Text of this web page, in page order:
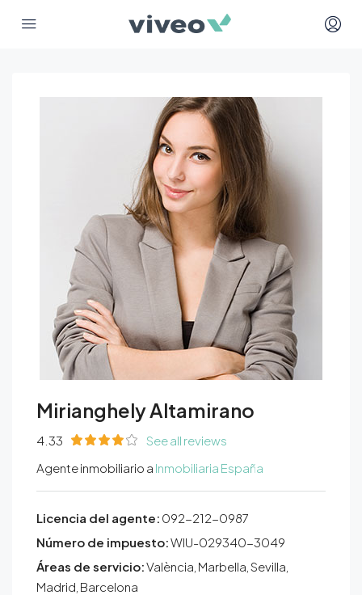
Mirianghely Altamirano
4.33
See all reviews
Agente inmobiliario a Inmobiliaria España
Licencia del agente: 092-212-0987
Número de impuesto:WIU-029340-3049
Áreas de servicio:València, Marbella, Sevilla,
Madrid, Barcelona